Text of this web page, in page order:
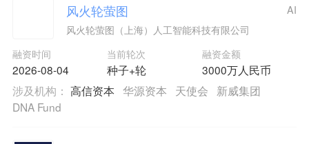
风火轮萤图
风火轮萤图（上海）人工智能科技有限公司
融资时间
2026-08-04
当前轮次
种子+轮
融资金额
3000万人民币
AI
涉及机构： 高信资本 华源资本 天使会
新威集团
DNA Fund